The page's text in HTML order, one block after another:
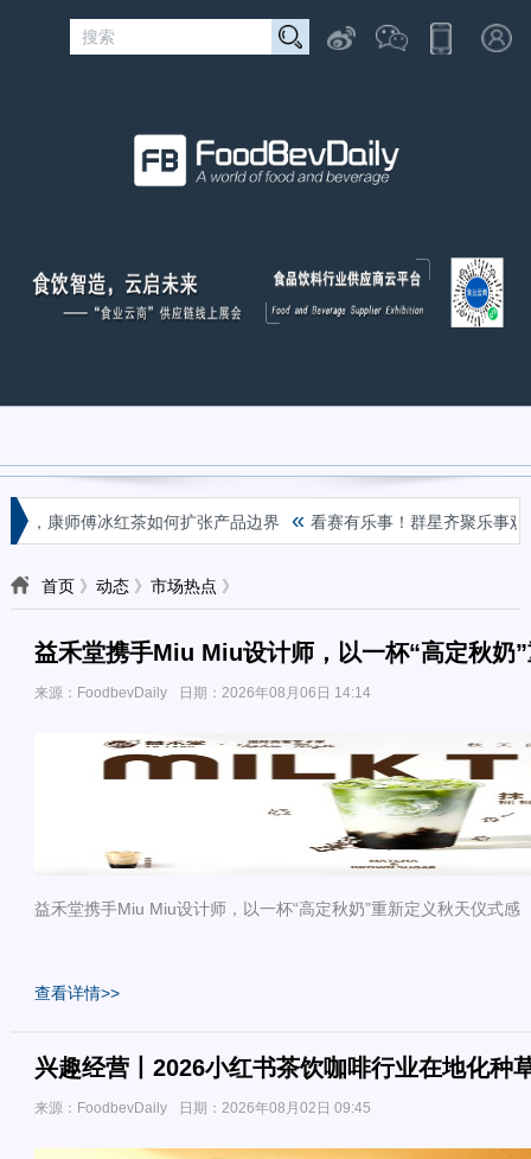
康师傅冰红茶如何扩张产品边界 « 看赛有乐事！群星齐聚乐事观赛
首页》 动态》 市场热点 》
益禾堂携手Miu Miu设计师，以一杯“高定秋奶
来源：FoodbevDaily 日期：2026年08月06日 14:14
益禾堂携手Miu Miu设计师，以一杯“高定秋奶”重新定义秋天仪式感
查看详情>>
兴趣经营丨2026小红书茶饮咖啡行业在地化种
来源：FoodbevDaily 日期：2026年08月02日 09:45